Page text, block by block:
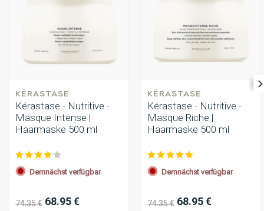
KÉRASTASE
Kérastase - Nutritive -
Masque Intense |
Haarmaske 500 ml
Demnächst verfügbar
74.35 € 68.95 €
KÉRASTASE
Kérastase - Nutritive -
Masque Riche |
Haarmaske 500 ml
Demnächst verfügbar
74.35 € 68.95 €